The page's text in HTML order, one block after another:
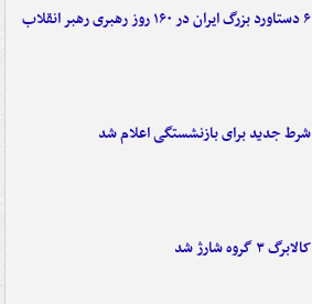
۶ دستاورد بزرگ ایران در ۱۶۰ روز رهبری رهبر انقلاب
شرط جدید برای بازنشستگی اعلام شد
کالابرگ ۳ گروه شارژ شد